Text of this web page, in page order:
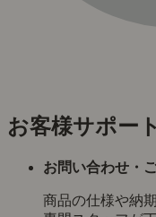
お客様サポート
お問い合わせ・
商品の仕様や納